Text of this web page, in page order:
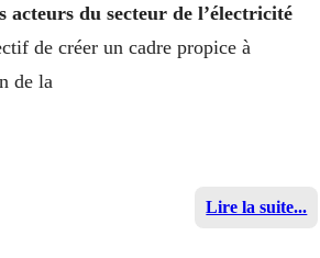
acteurs du secteur de l’électricité
de créer un cadre propice à
de la
Lire la suite...